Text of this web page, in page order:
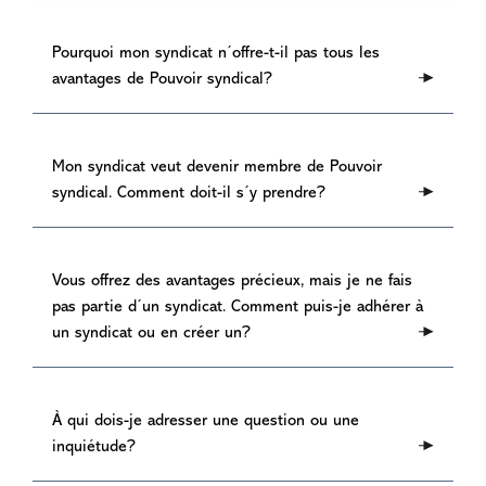
automatiquement admissibles aux avantages de
Pouvoir syndical.
Pourquoi mon syndicat n´offre-t-il pas tous les
avantages de Pouvoir syndical?
sélectionner les avantages auxquels il souhaite
participer, permettant aux syndicats individuels
de répondre aux besoins et aux intérêts de
pourriez bénéficier d'un programme que votre
syndicat n'offre pas, vous pouvez contacter
votre syndicat pour exprimer votre intérêt.
Mon syndicat veut devenir membre de Pouvoir
syndical. Comment doit-il s´y prendre?
Pouvoir syndical peuvent faire une demande
d'adhésion en ligne et en savoir plus sur le
programmeici.
Vous offrez des avantages précieux, mais je ne fais
pas partie d´un syndicat. Comment puis-je adhérer à
un syndicat ou en créer un?
travail du Canadapour plus d´information à
savoir comment et pourquoi adhérer à un
syndicat.
À qui dois-je adresser une question ou une
inquiétude?